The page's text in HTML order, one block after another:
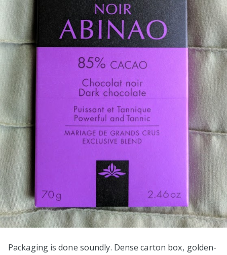
Packaging is done soundly. Dense carton box, golden-